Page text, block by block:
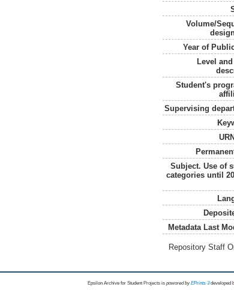
Volume/
Year of
Level
Student's
Supervising
Subject. Use of
categories until
Metadata Last
Repository Staff
Epsilon Archive for Student Projects is powored byEPrints 3 developed